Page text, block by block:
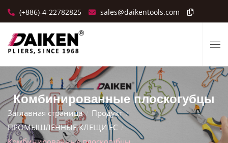
(+886)-4-22782825 sales@daikentools.com
Комбинированные плоскогубцы
Заглавная страница
Продукт
ПРОМЫШЛЕННЫЕ КЛЕЩИ ЕС